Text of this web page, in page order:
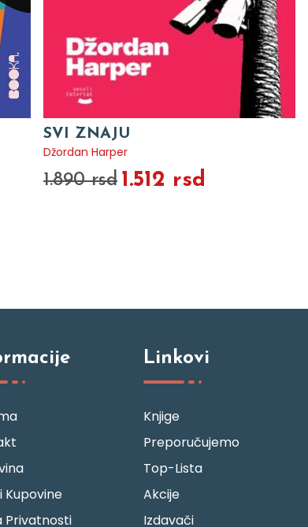
SVI ZNAJU
Džordan Harper
1.890 rsd 1.512 rsd
Kupovine
Privatnosti
Linkovi
Knjige
Preporučujemo
Top-Lista
Akcije
Izdavači